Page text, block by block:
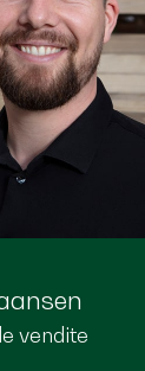
vendite